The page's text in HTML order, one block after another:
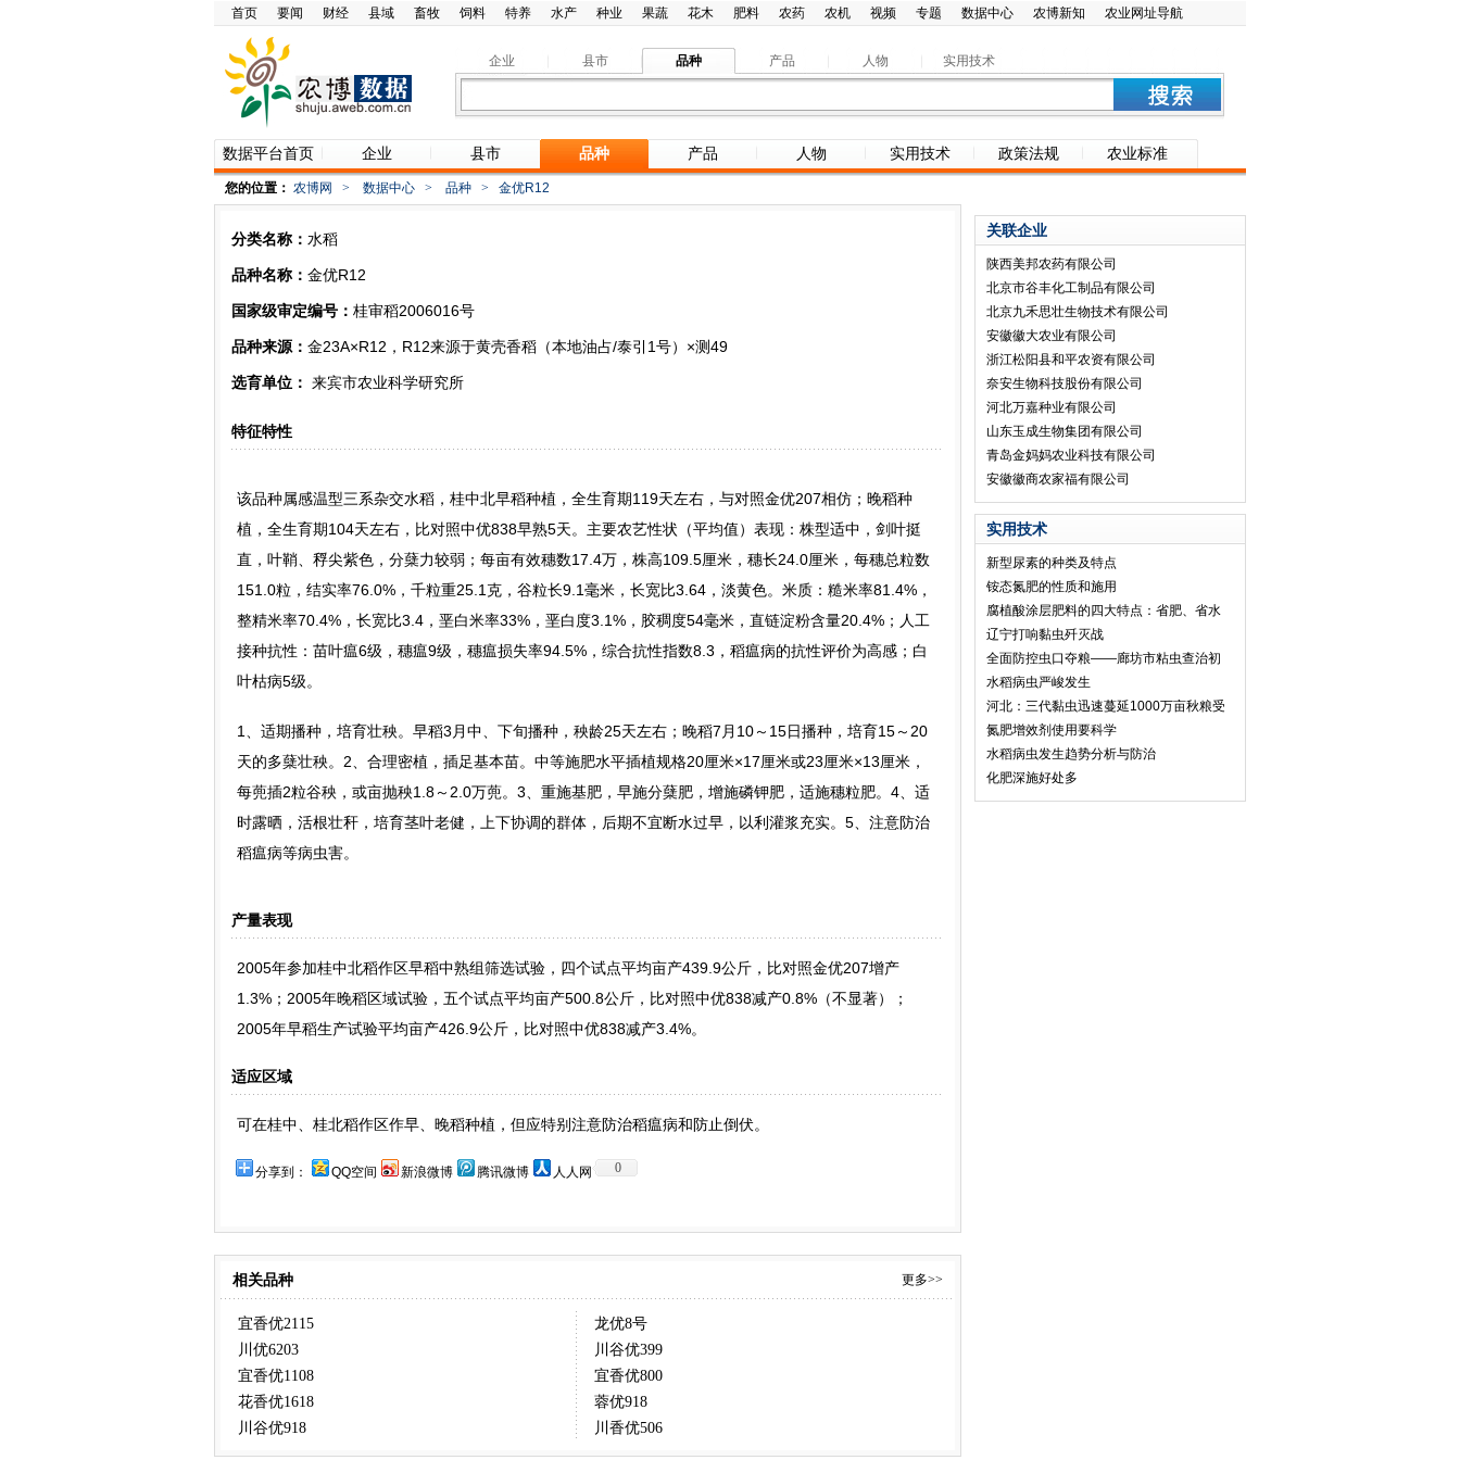
首页 要闻 财经 县域 畜牧 饲料 特养 水产 种业 果蔬 花木 肥料 农药 农机 视频 专题 数据中心 农博新知 农业网址导航
企业 县市 品种 产品 人物 实用技术
数据平台首页 企业 县市 品种 产品 人物 实用技术 政策法规 农业标准
您的位置： 农博网 > 数据中心 > 品种 > 金优R12
分类名称： 水稻
品种名称： 金优R12
国家级审定编号： 桂审稻2006016号
品种来源： 金23A×R12，R12来源于黄壳香稻（本地油占/泰引1号）×测49
选育单位： 来宾市农业科学研究所
特征特性
该品种属感温型三系杂交水稻，桂中北早稻种植，全生育期119天左右，与对照金优207相仿；晚稻种
植，全生育期104天左右，比对照中优838早熟5天。主要农艺性状（平均值）表现：株型适中，剑叶挺
直，叶鞘、稃尖紫色，分蘖力较弱；每亩有效穗数17.4万，株高109.5厘米，穗长24.0厘米，每穗总粒数
151.0粒，结实率76.0%，千粒重25.1克，谷粒长9.1毫米，长宽比3.64，淡黄色。米质：糙米率81.4%，
整精米率70.4%，长宽比3.4，垩白米率33%，垩白度3.1%，胶稠度54毫米，直链淀粉含量20.4%；人工
接种抗性：苗叶瘟6级，穗瘟9级，穗瘟损失率94.5%，综合抗性指数8.3，稻瘟病的抗性评价为高感；白
叶枯病5级。
1、适期播种，培育壮秧。早稻3月中、下旬播种，秧龄25天左右；晚稻7月10～15日播种，培育15～20
天的多蘖壮秧。2、合理密植，插足基本苗。中等施肥水平插植规格20厘米×17厘米或23厘米×13厘米，
每蔸插2粒谷秧，或亩抛秧1.8～2.0万蔸。3、重施基肥，早施分蘖肥，增施磷钾肥，适施穗粒肥。4、适
时露晒，活根壮秆，培育茎叶老健，上下协调的群体，后期不宜断水过早，以利灌浆充实。5、注意防治
稻瘟病等病虫害。
产量表现
2005年参加桂中北稻作区早稻中熟组筛选试验，四个试点平均亩产439.9公斤，比对照金优207增产
1.3%；2005年晚稻区域试验，五个试点平均亩产500.8公斤，比对照中优838减产0.8%（不显著）；
2005年早稻生产试验平均亩产426.9公斤，比对照中优838减产3.4%。
适应区域
可在桂中、桂北稻作区作早、晚稻种植，但应特别注意防治稻瘟病和防止倒伏。
分享到： QQ空间 新浪微博 腾讯微博 人人网 0
相关品种 更多>>
宜香优2115
川优6203
宜香优1108
花香优1618
川谷优918
龙优8号
川谷优399
宜香优800
蓉优918
川香优506
关联企业
陕西美邦农药有限公司
北京市谷丰化工制品有限公司
北京九禾思壮生物技术有限公司
安徽徽大农业有限公司
浙江松阳县和平农资有限公司
奈安生物科技股份有限公司
河北万嘉种业有限公司
山东玉成生物集团有限公司
青岛金妈妈农业科技有限公司
安徽徽商农家福有限公司
实用技术
新型尿素的种类及特点
铵态氮肥的性质和施用
腐植酸涂层肥料的四大特点：省肥、省水
辽宁打响黏虫歼灭战
全面防控虫口夺粮——廊坊市粘虫查治初
水稻病虫严峻发生
河北：三代黏虫迅速蔓延1000万亩秋粮受
氮肥增效剂使用要科学
水稻病虫发生趋势分析与防治
化肥深施好处多